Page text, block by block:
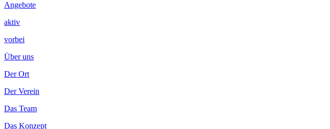
Angebote
aktiv
vorbei
Über uns
Der Ort
Der Verein
Das Team
Das Konzept